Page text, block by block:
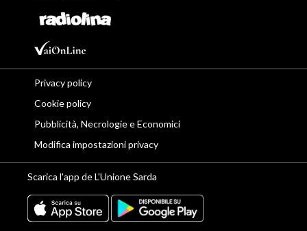
Privacy policy
Cookie policy
Pubblicità, Necrologie e Economici
Modifica impostazioni privacy
Scarica l'app de L'Unione Sarda